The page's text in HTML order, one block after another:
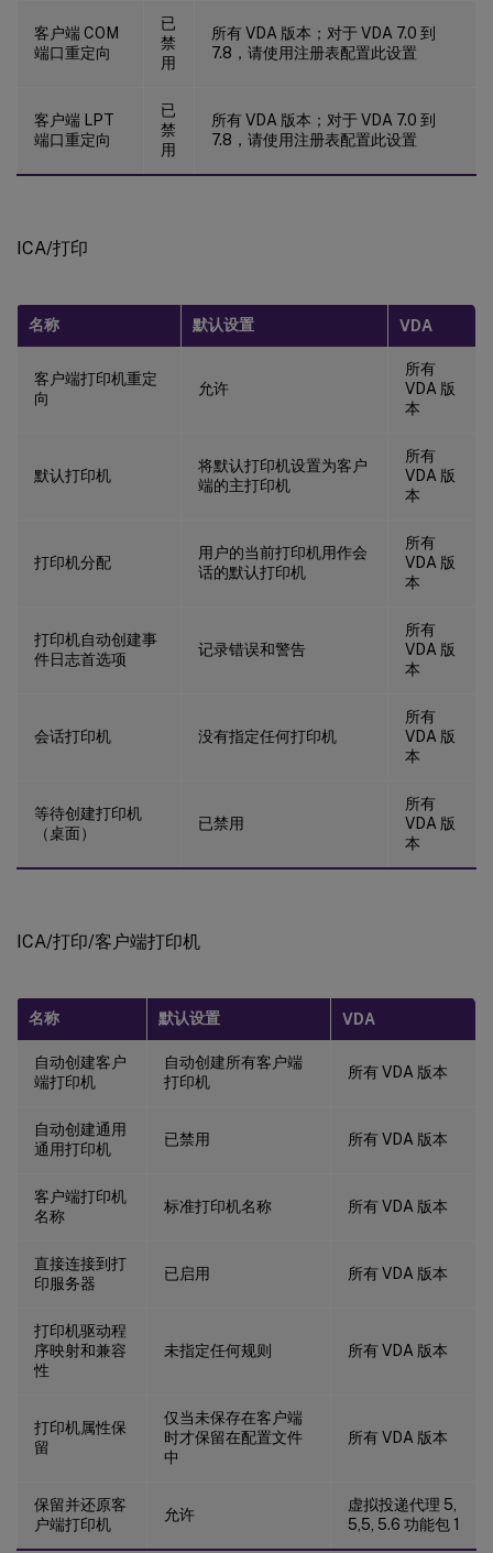
客户端 COM
端口重定向
已
禁
用
所有 VDA 版本；对于 VDA 7.0 到
7.8，请使用注册表配置此设置
客户端 LPT
端口重定向
已
禁
用
所有 VDA 版本；对于 VDA 7.0 到
7.8，请使用注册表配置此设置
ICA/打印
名称 默认设置 VDA
客户端打印机重定
向
允许
所有
VDA 版
本
默认打印机
将默认打印机设置为客户
端的主打印机
所有
VDA 版
本
打印机分配
用户的当前打印机用作会
话的默认打印机
所有
VDA 版
本
打印机自动创建事
件日志首选项
记录错误和警告
所有
VDA 版
本
会话打印机 没有指定任何打印机
所有
VDA 版
本
等待创建打印机
（桌面）
已禁用
所有
VDA 版
本
ICA/打印/客户端打印机
名称 默认设置 VDA
自动创建客户
端打印机
自动创建所有客户端
打印机
所有 VDA 版本
自动创建通用
通用打印机
已禁用 所有 VDA 版本
客户端打印机
名称
标准打印机名称 所有 VDA 版本
直接连接到打
印服务器
已启用 所有 VDA 版本
打印机驱动程
序映射和兼容
性
未指定任何规则 所有 VDA 版本
打印机属性保
留
仅当未保存在客户端
时才保留在配置文件
中
所有 VDA 版本
保留并还原客
户端打印机
允许
虚拟投递代理 5,
5,5, 5.6 功能包 1